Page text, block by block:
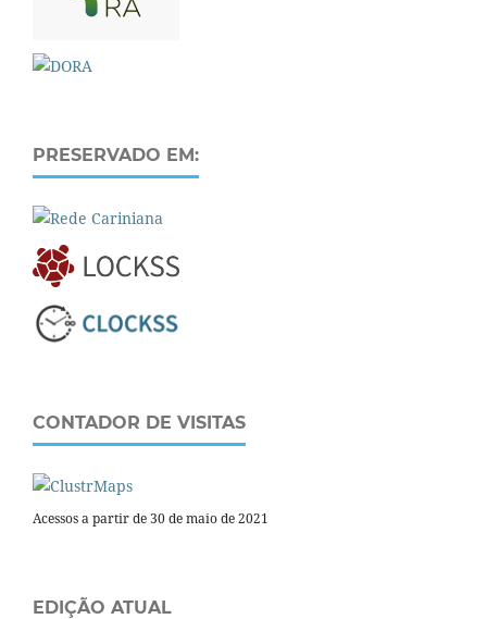
PRESERVADO EM:
CONTADOR DE VISITAS
Acessos a partir de 30 de maio de 2021
EDIÇÃO ATUAL